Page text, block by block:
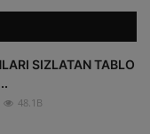
SIZLATAN TABLO
48.1B